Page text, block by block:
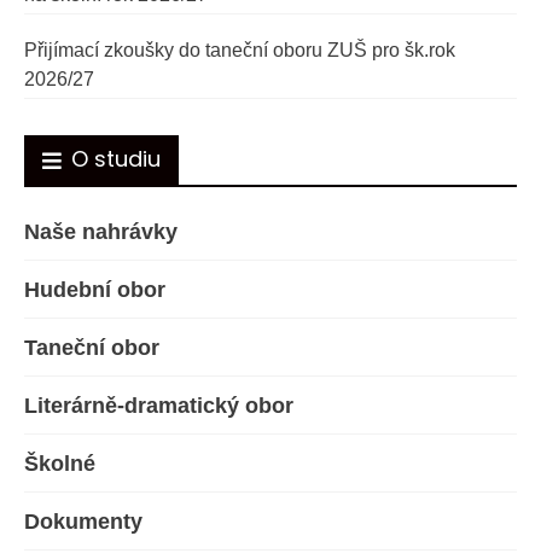
Přijímací zkoušky do taneční oboru ZUŠ pro šk.rok
2026/27
O studiu
Naše nahrávky
Hudební obor
Taneční obor
Literárně-dramatický obor
Školné
Dokumenty